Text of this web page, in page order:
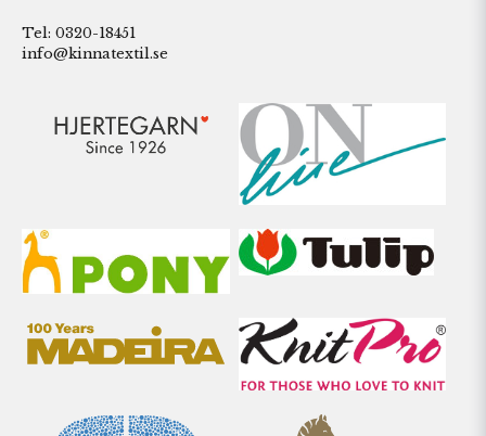
Tel: 0320-18451
info@kinnatextil.se